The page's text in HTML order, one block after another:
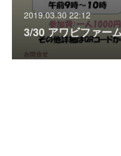
2019.03.30 22:12
3/30 アワビファー